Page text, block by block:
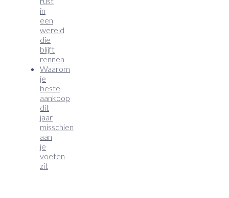
in
een
wereld
die
blijft
rennen
Waarom
je
beste
aankoop
dit
jaar
misschien
aan
je
voeten
zit